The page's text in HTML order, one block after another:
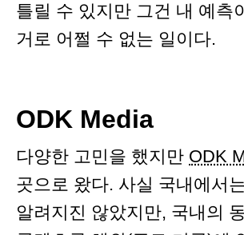
틀릴 수 있지만 그건 내 예측
거로 어쩔 수 없는 일이다.
ODK Media
다양한 고민을 했지만 ODK
곳으로 왔다. 사실 국내에서
알려지진 않았지만, 국내의